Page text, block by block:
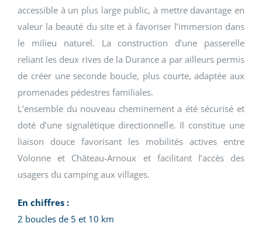
accessible à un plus large public, à mettre davantage en
valeur la beauté du site et à favoriser l’immersion dans
le milieu naturel. La construction d’une passerelle
reliant les deux rives de la Durance a par ailleurs permis
de créer une seconde boucle, plus courte, adaptée aux
promenades pédestres familiales.
L’ensemble du nouveau cheminement a été sécurisé et
doté d’une signalétique directionnelle. Il constitue une
liaison douce favorisant les mobilités actives entre
Volonne et Château-Arnoux et facilitant l’accès des
usagers du camping aux villages.
En chiffres :
2 boucles de 5 et 10 km